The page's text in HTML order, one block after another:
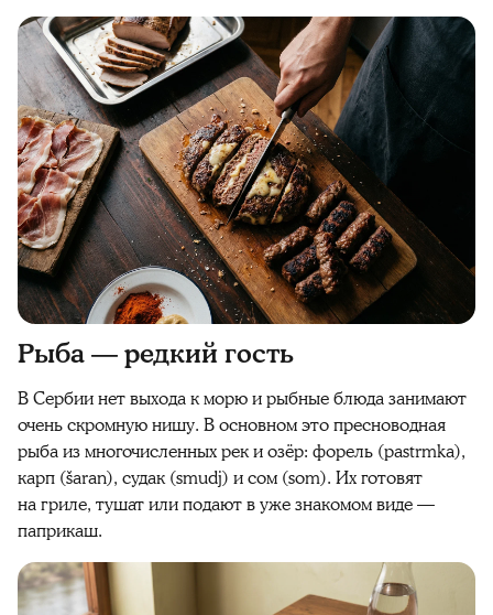
Рыба — редкий гость
В Сербии нет выхода к морю и рыбные блюда занимают
очень скромную нишу. В основном это пресноводная
рыба из многочисленных рек и озёр: форель (pastrmka),
карп (šaran), судак (smudj) и сом (som). Их готовят
на гриле, тушат или подают в уже знакомом виде —
паприкаш.